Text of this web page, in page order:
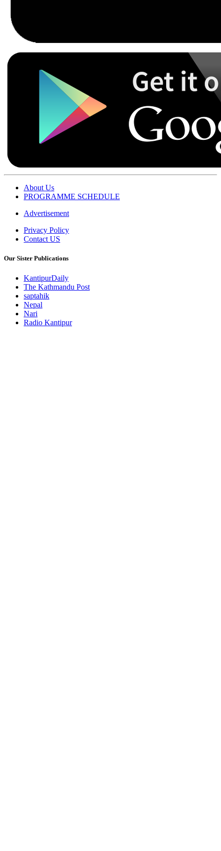
About Us
PROGRAMME SCHEDULE
Advertisement
Privacy Policy
Contact US
Our Sister Publications
KantipurDaily
The Kathmandu Post
saptahik
Nepal
Nari
Radio Kantipur